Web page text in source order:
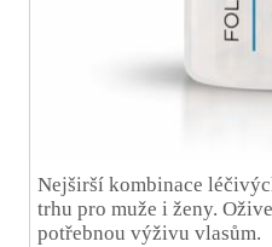
Nejširší kombinace
trhu pro muže i ženy.
potřebnou výživu vlasům.